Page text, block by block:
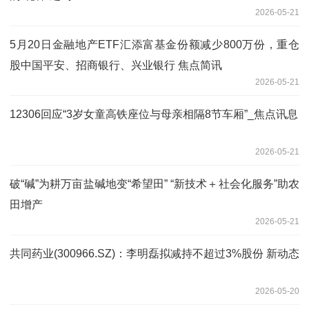
2026-05-21
5月20日金融地产ETF汇添富基金份额减少800万份，重仓
股中国平安、招商银行、兴业银行 焦点简讯
2026-05-21
12306回应“3岁女童高铁座位与母亲相隔8节车厢”_焦点讯息
2026-05-21
破“碱”为耕万亩盐碱地变“希望田” “新技术＋社会化服务”助农
田增产
2026-05-21
共同药业(300966.SZ)：李明磊拟减持不超过3%股份 新动态
2026-05-20